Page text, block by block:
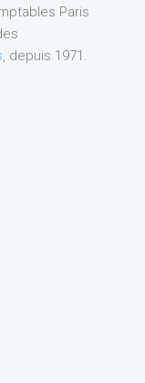
Paris
, depuis 1971.